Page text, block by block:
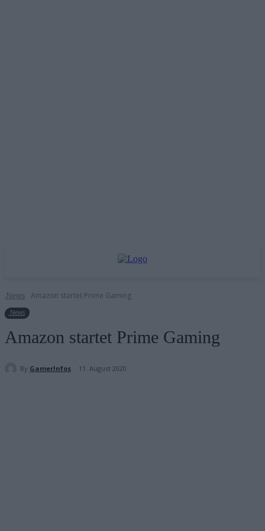
.News Amazon startet Prime Gaming
.News
Amazon startet Prime Gaming
By GamerInfos 11. August 2020